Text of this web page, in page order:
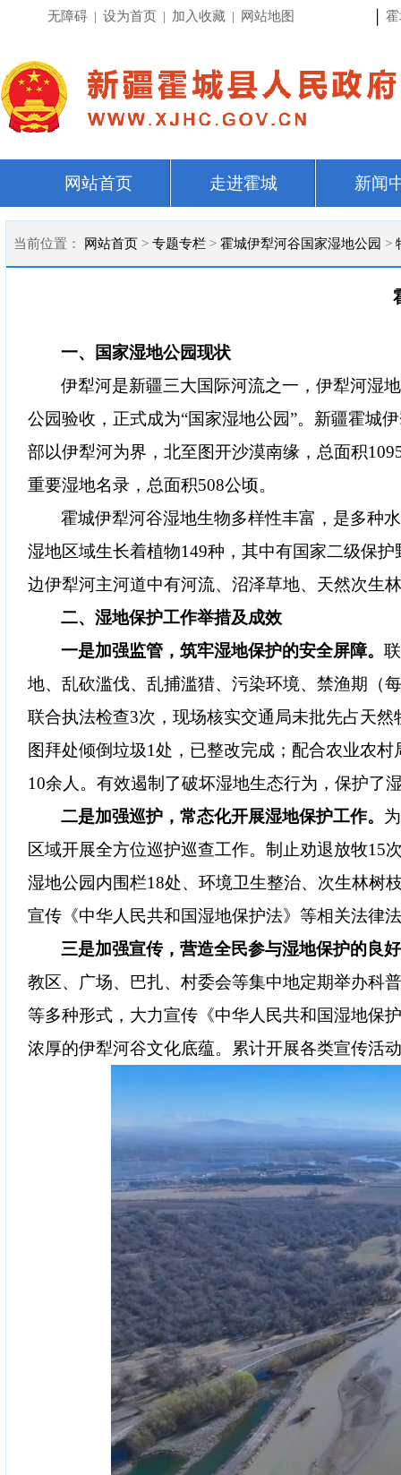
无障碍 | 设为首页 | 加入收藏 | 网站地图
网站首页 走进霍城 新闻
当前位置： 网站首页 > 专题专栏 > 霍城伊犁河谷国家湿地公园 >
一、国家湿地公园现状
伊犁河是新疆三大国际河流之一，伊犁河湿
公园验收，正式成为“国家湿地公园”。 新疆霍城
部以伊犁河为界， 北至图开沙漠南缘 ，总面积
重要湿地名录，总面积508公顷。
霍城伊犁河谷湿地生物多样性丰富 ，是多种
湿地区域生长着植物149种，其中有国家二级保
边伊犁河主河道中有河流、沼泽草地、天然次生
二、湿地保护工作举措及成效
一是加强监管，筑牢湿地保护的安全屏障。
地、乱砍滥伐、乱捕滥猎、污染环境、 禁渔期（
联合执法检查3次， 现场核实交通局未批先占天
图拜处倾倒垃圾1处，已整改完成； 配合农业农村
10余人。 有效遏制了破坏湿地生态行为，保护了
二是加强巡护，常态化开展湿地保护工作。
区域开展全方位巡护巡查工作。 制止劝退放牧15
湿地公园内围栏18处、环境卫生整治、次生林树
宣传《中华人民共和国湿地保护法》 等相关法律
三是加强宣传，营造全民参与湿地保护的良
教区、广场、巴扎、村委会等集中地定期举办科
等多种形式，大力宣传《中华人民共和国湿地保
浓厚的伊犁河谷文化底蕴。累计开展各类宣传活动